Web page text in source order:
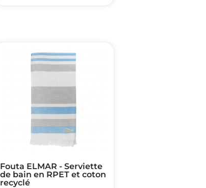
Fouta ELMAR - Serviette
de bain en RPET et coton
recyclé